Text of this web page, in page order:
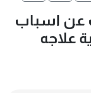
عن اسباب
علاجه